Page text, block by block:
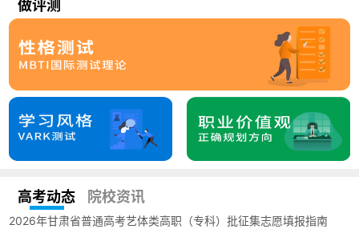
做评测
高考动态 院校资讯
2026年甘肃省普通高考艺体类高职（专科）批征集志愿填报指南